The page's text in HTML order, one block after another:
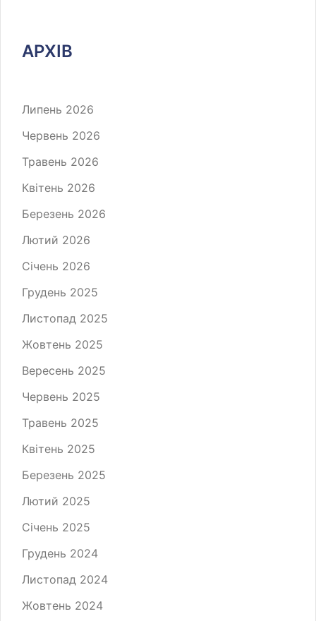
АРХІВ
Липень 2026
Червень 2026
Травень 2026
Квітень 2026
Березень 2026
Лютий 2026
Січень 2026
Грудень 2025
Листопад 2025
Жовтень 2025
Вересень 2025
Червень 2025
Травень 2025
Квітень 2025
Березень 2025
Лютий 2025
Січень 2025
Грудень 2024
Листопад 2024
Жовтень 2024